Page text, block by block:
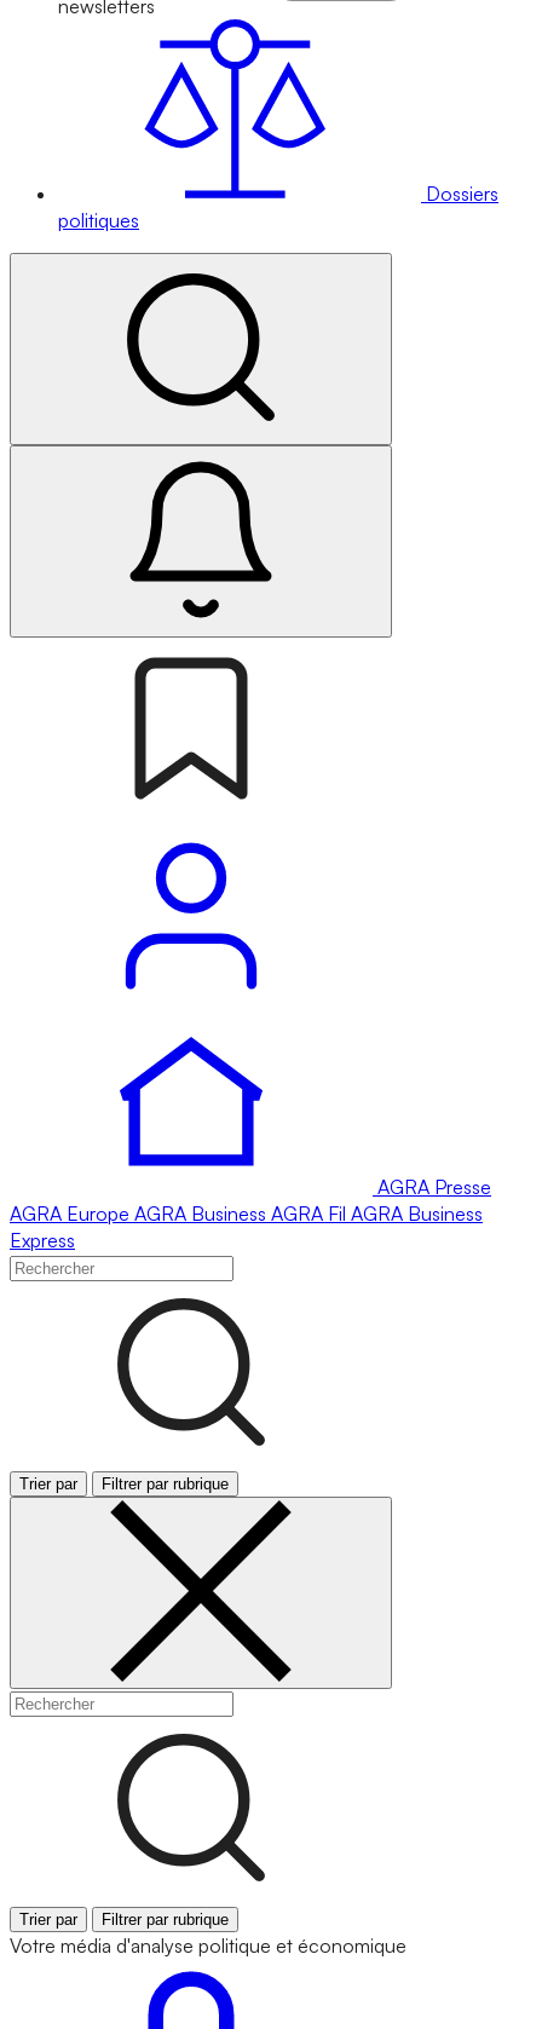
newsletters
Dossiers
politiques
AGRA Presse
AGRA Europe AGRA Business AGRA Fil AGRA Business
Express
Trier par Filtrer par rubrique
Trier par Filtrer par rubrique
Votre média d'analyse politique et économique